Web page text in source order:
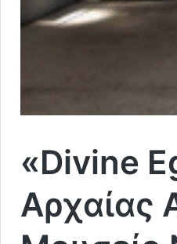
«Divine
Αρχαίας